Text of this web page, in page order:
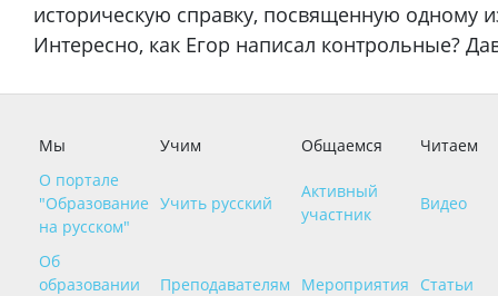
историческую справку, посвященную одному
Интересно, как Егор написал контрольные?
Мы Учим Общаемся
Читаем
О портале
"Образование
на русском"
Учить русский
Активный
участник
Видео
Об
образовании
Преподавателям Мероприятия Статьи